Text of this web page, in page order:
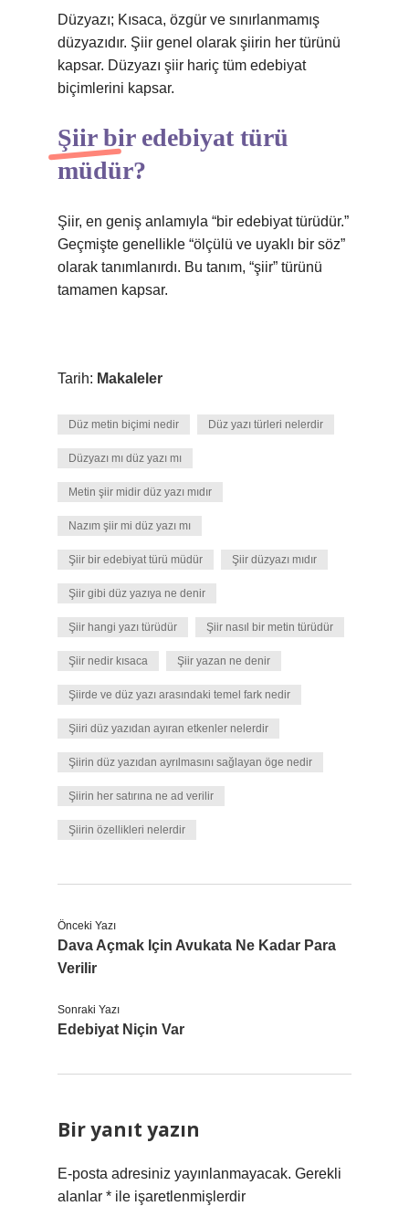
Düzyazı; Kısaca, özgür ve sınırlanmamış
düzyazıdır. Şiir genel olarak şiirin her türünü
kapsar. Düzyazı şiir hariç tüm edebiyat
biçimlerini kapsar.
Şiir bir edebiyat türü
müdür?
Şiir, en geniş anlamıyla “bir edebiyat türüdür.”
Geçmişte genellikle “ölçülü ve uyaklı bir söz”
olarak tanımlanırdı. Bu tanım, “şiir” türünü
tamamen kapsar.
Tarih: Makaleler
Düz metin biçimi nedir Düz yazı türleri nelerdir
Düzyazı mı düz yazı mı
Metin şiir midir düz yazı mıdır
Nazım şiir mi düz yazı mı
Şiir bir edebiyat türü müdür Şiir düzyazı mıdır
Şiir gibi düz yazıya ne denir
Şiir hangi yazı türüdür Şiir nasıl bir metin türüdür
Şiir nedir kısaca Şiir yazan ne denir
Şiirde ve düz yazı arasındaki temel fark nedir
Şiiri düz yazıdan ayıran etkenler nelerdir
Şiirin düz yazıdan ayrılmasını sağlayan öge nedir
Şiirin her satırına ne ad verilir
Şiirin özellikleri nelerdir
Önceki Yazı
Dava Açmak Için Avukata Ne Kadar Para
Verilir
Sonraki Yazı
Edebiyat Niçin Var
Bir yanıt yazın
E-posta adresiniz yayınlanmayacak. Gerekli
alanlar * ile işaretlenmişlerdir